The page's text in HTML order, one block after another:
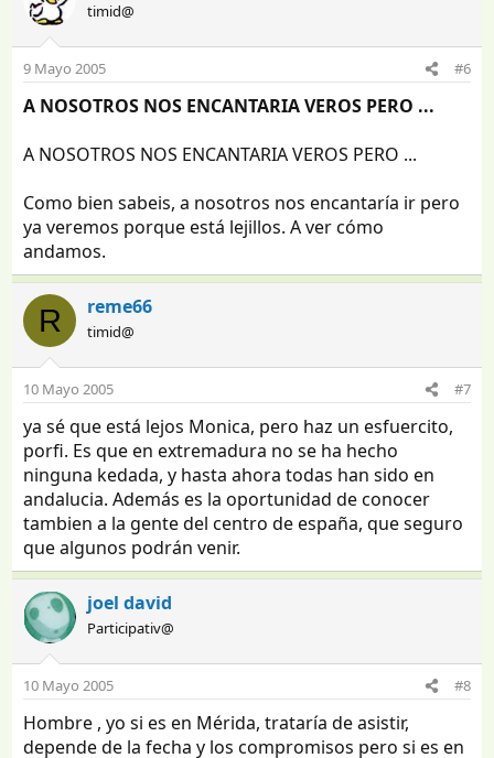
timid@
9 Mayo 2005 #6
A NOSOTROS NOS ENCANTARIA VEROS PERO ...
A NOSOTROS NOS ENCANTARIA VEROS PERO ...
Como bien sabeis, a nosotros nos encantaría ir pero
ya veremos porque está lejillos. A ver cómo
andamos.
R reme66
timid@
10 Mayo 2005 #7
ya sé que está lejos Monica, pero haz un esfuercito,
porfi. Es que en extremadura no se ha hecho
ninguna kedada, y hasta ahora todas han sido en
andalucia. Además es la oportunidad de conocer
tambien a la gente del centro de españa, que seguro
que algunos podrán venir.
joel david
Participativ@
10 Mayo 2005 #8
Hombre , yo si es en Mérida, trataría de asistir,
depende de la fecha y los compromisos pero si es en